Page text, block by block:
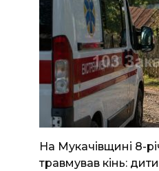
На Мукачівщині 8-
травмував кінь: